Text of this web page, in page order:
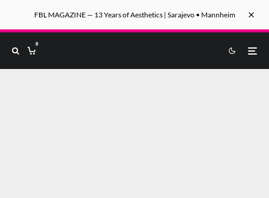
FBL MAGAZINE — 13 Years of Aesthetics | Sarajevo • Mannheim
0